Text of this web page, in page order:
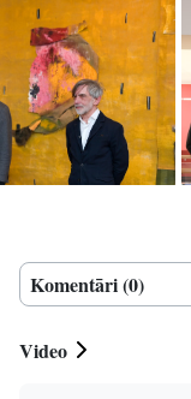
Komentāri (0)
Video